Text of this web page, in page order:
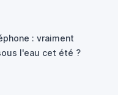
: vraiment
l'eau cet été ?